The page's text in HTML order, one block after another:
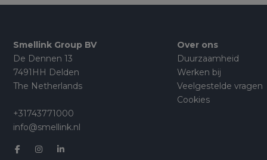
Smellink Group BV
De Dennen 13
7491HH Delden
The Netherlands
+31743771000
info@smellink.nl
Over ons
Duurzaamheid
Werken bij
Veelgestelde vragen
Cookies